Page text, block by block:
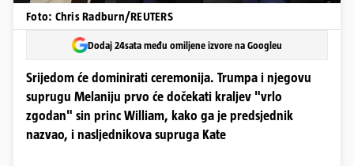
Foto: Chris Radburn/REUTERS
Dodaj 24sata među omiljene izvore na Googleu
Srijedom će dominirati ceremonija. Trumpa i njegovu
suprugu Melaniju prvo će dočekati kraljev "vrlo
zgodan" sin princ William, kako ga je predsjednik
nazvao, i nasljednikova supruga Kate